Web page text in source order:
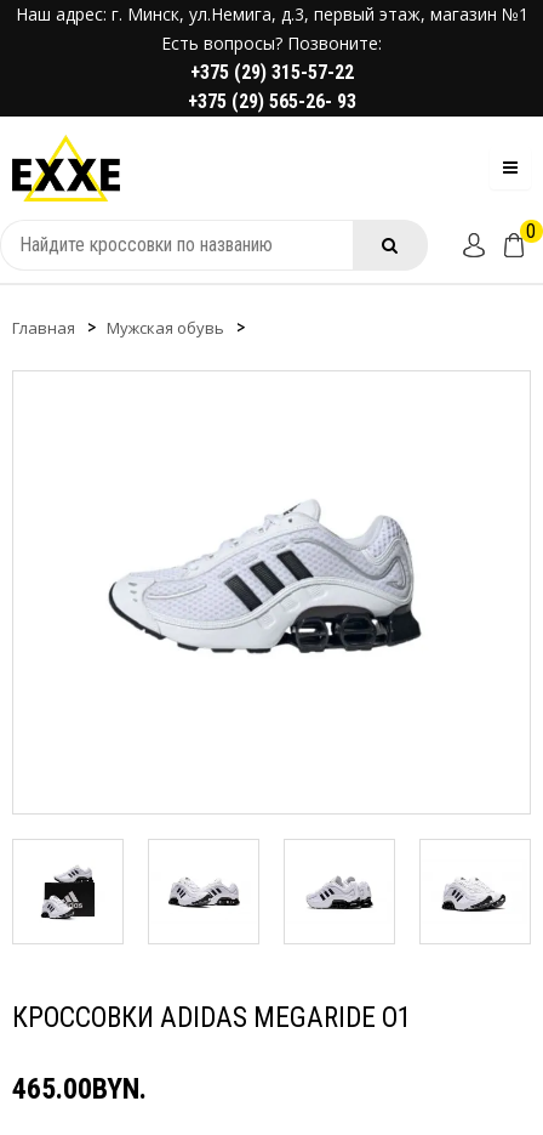
Наш адрес: г. Минск, ул.Немига, д.3, первый этаж, магазин №1
Есть вопросы? Позвоните:
+375 (29) 315-57-22
+375 (29) 565-26- 93
0
Главная Мужская обувь
КРОССОВКИ ADIDAS MEGARIDE O1
465.00BYN.